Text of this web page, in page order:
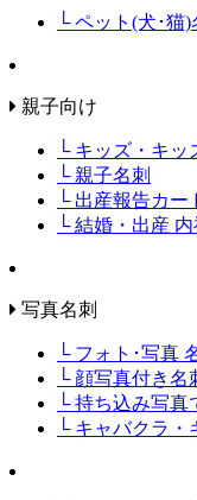
└ ペット(犬･猫
親子向け
└ キッズ・キッ
└ 親子名刺
└ 出産報告カー
└ 結婚・出産
写真名刺
└ フォト･写真
└ 顔写真付き名
└ 持ち込み写真
└ キャバクラ・